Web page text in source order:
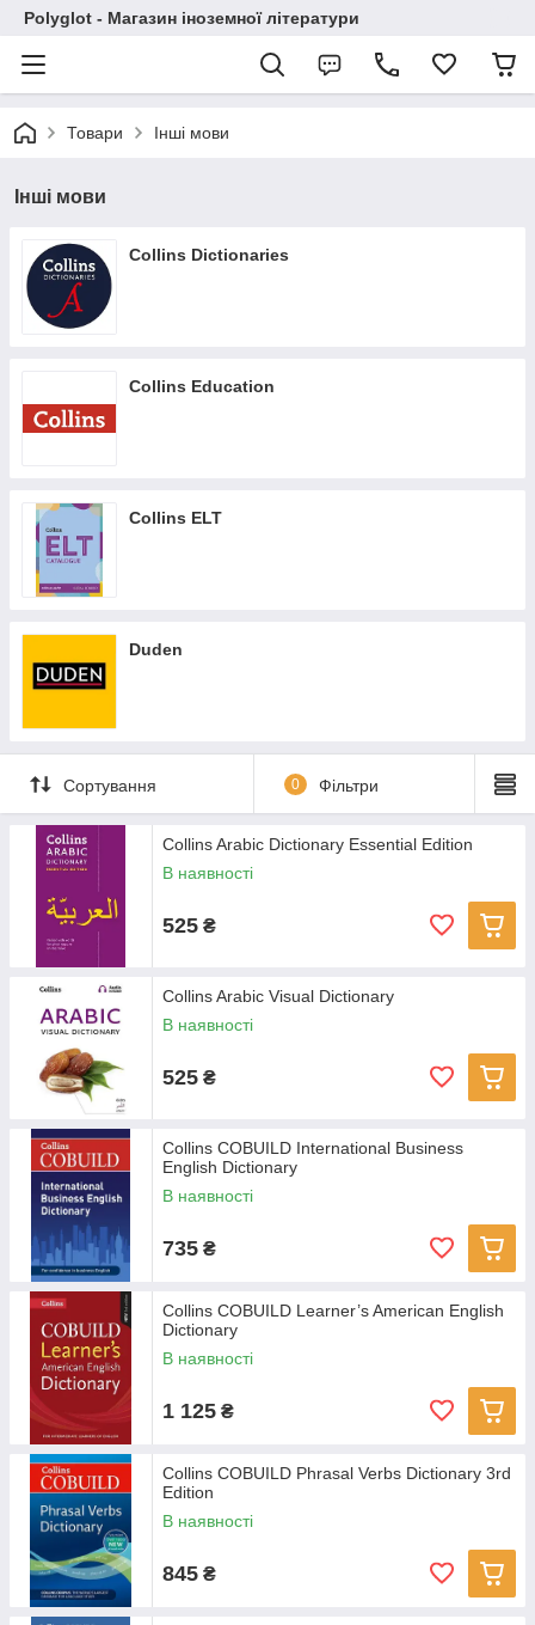
Polyglot - Магазин іноземної літератури
Товари Інші мови
Інші мови
Collins Dictionaries
Collins Education
Collins ELT
Duden
Сортування 0 Фільтри
Collins Arabic Dictionary Essential Edition
В наявності
525 ₴
Collins Arabic Visual Dictionary
В наявності
525 ₴
Collins COBUILD International Business
English Dictionary
В наявності
735 ₴
Collins COBUILD Learner’s American English
Dictionary
В наявності
1 125 ₴
Collins COBUILD Phrasal Verbs Dictionary 3rd
Edition
В наявності
845 ₴